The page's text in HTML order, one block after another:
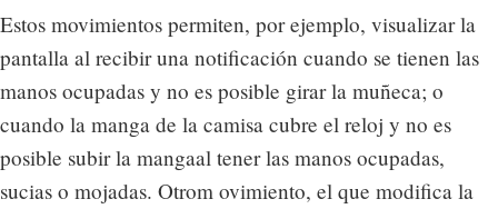
Estos movimientos permiten, por ejemplo, visualizar la
pantalla al recibir una notificación cuando se tienen las
manos ocupadas y no es posible girar la muñeca; o
cuando la manga de la camisa cubre el reloj y no es
posible subir la mangaal tener las manos ocupadas,
sucias o mojadas. Otrom ovimiento, el que modifica la